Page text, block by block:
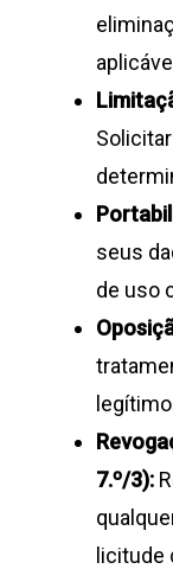
seus
de uso
7.º/3):
licitude